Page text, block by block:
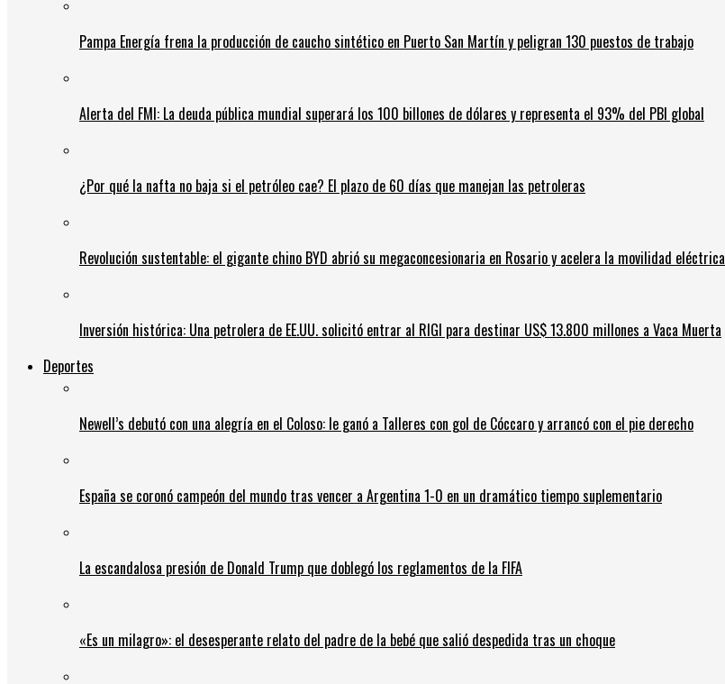
Pampa Energía frena la producción de caucho sintético en Puerto San Martín y peligran 130 puestos de trabajo
Alerta del FMI: La deuda pública mundial superará los 100 billones de dólares y representa el 93% del PBI global
¿Por qué la nafta no baja si el petróleo cae? El plazo de 60 días que manejan las petroleras
Revolución sustentable: el gigante chino BYD abrió su megaconcesionaria en Rosario y acelera la movilidad eléctrica
Inversión histórica: Una petrolera de EE.UU. solicitó entrar al RIGI para destinar US$ 13.800 millones a Vaca Muerta
Deportes
Newell’s debutó con una alegría en el Coloso: le ganó a Talleres con gol de Cóccaro y arrancó con el pie derecho
España se coronó campeón del mundo tras vencer a Argentina 1-0 en un dramático tiempo suplementario
La escandalosa presión de Donald Trump que doblegó los reglamentos de la FIFA
«Es un milagro»: el desesperante relato del padre de la bebé que salió despedida tras un choque